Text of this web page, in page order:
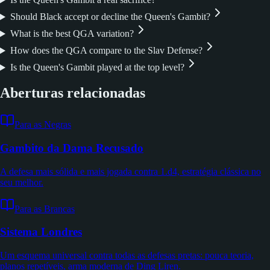
Should Black accept or decline the Queen's Gambit?
What is the best QGA variation?
How does the QGA compare to the Slav Defense?
Is the Queen's Gambit played at the top level?
Aberturas relacionadas
Para as Negras
Gambito da Dama Recusado
A defesa mais sólida e mais jogada contra 1.d4, estratégia clássica no
seu melhor.
Para as Brancas
Sistema Londres
Um esquema universal contra todas as defesas pretas: pouca teoria,
planos repetíveis, arma moderna de Ding Liren.